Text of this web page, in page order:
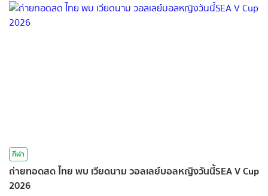
กีฬา
ถ่ายทอดสด ไทย พบ เวียดนาม วอลเลย์บอลหญิงวันนี้SEA V Cup
2026